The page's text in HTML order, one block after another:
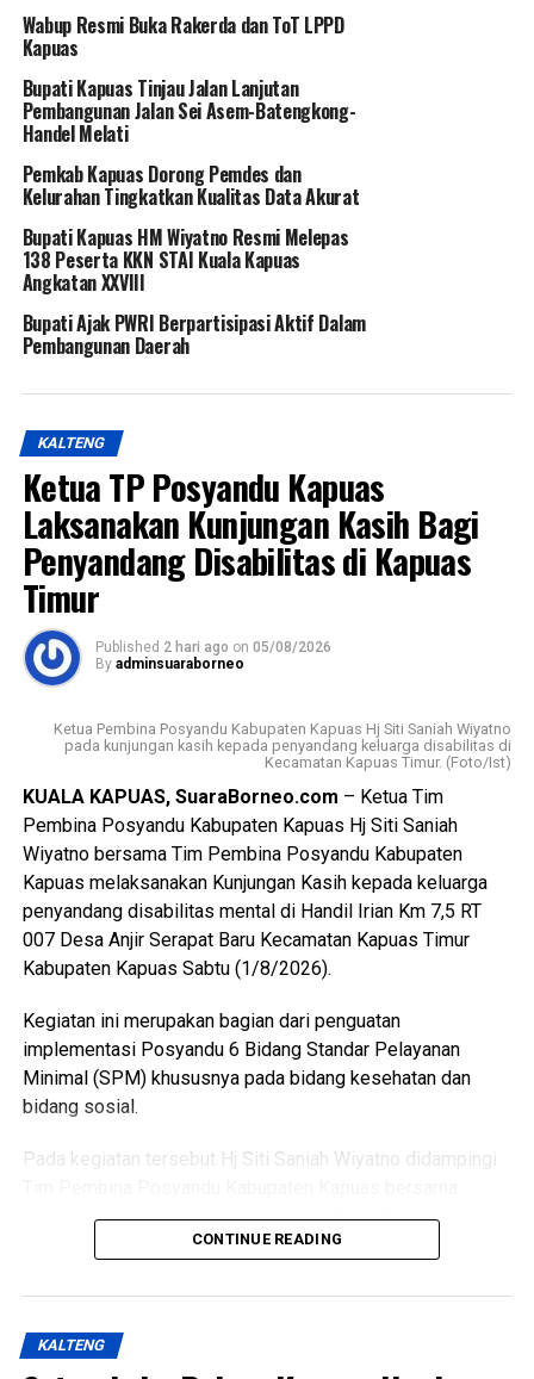
Wabup Resmi Buka Rakerda dan ToT LPPD
Kapuas
Bupati Kapuas Tinjau Jalan Lanjutan
Pembangunan Jalan Sei Asem-Batengkong-
Handel Melati
Pemkab Kapuas Dorong Pemdes dan
Kelurahan Tingkatkan Kualitas Data Akurat
Bupati Kapuas HM Wiyatno Resmi Melepas
138 Peserta KKN STAI Kuala Kapuas
Angkatan XXVIII
Bupati Ajak PWRI Berpartisipasi Aktif Dalam
Pembangunan Daerah
KALTENG
Ketua TP Posyandu Kapuas
Laksanakan Kunjungan Kasih Bagi
Penyandang Disabilitas di Kapuas
Timur
Published 2 hari ago on 05/08/2026
By adminsuaraborneo
Ketua Pembina Posyandu Kabupaten Kapuas Hj Siti Saniah Wiyatno
pada kunjungan kasih kepada penyandang keluarga disabilitas di
Kecamatan Kapuas Timur. (Foto/Ist)
KUALA KAPUAS, SuaraBorneo.com – Ketua Tim
Pembina Posyandu Kabupaten Kapuas Hj Siti Saniah
Wiyatno bersama Tim Pembina Posyandu Kabupaten
Kapuas melaksanakan Kunjungan Kasih kepada keluarga
penyandang disabilitas mental di Handil Irian Km 7,5 RT
007 Desa Anjir Serapat Baru Kecamatan Kapuas Timur
Kabupaten Kapuas Sabtu (1/8/2026).
Kegiatan ini merupakan bagian dari penguatan
implementasi Posyandu 6 Bidang Standar Pelayanan
Minimal (SPM) khususnya pada bidang kesehatan dan
bidang sosial.
Pada kegiatan tersebut Hj Siti Saniah Wiyatno didampingi
perangkat daerah terkait di antaranya Dinas Pemberdayaan
Masyarakat dan Desa (DPMD) Dinas Kesehatan Dinas
Pengendalian Penduduk dan Keluarga Berencana
(P3APPKB) Dinas Sosial Pemerintah Kecamatan Kapuas
Timur Pemdes serta kader Posyandu.
CONTINUE READING
KALTENG